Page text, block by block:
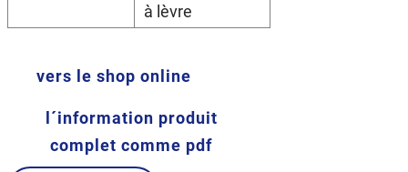
à lèvre
vers le shop online
l´information produit
complet comme pdf